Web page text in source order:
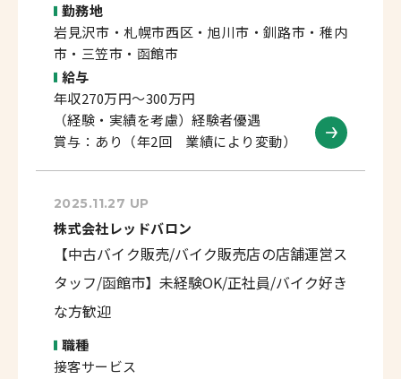
勤務地
岩見沢市・札幌市西区・旭川市・釧路市・稚内
市・三笠市・函館市
給与
年収270万円～300万円
（経験・実績を考慮）経験者優遇
賞与：あり（年2回 業績により変動）
2025.11.27 UP
株式会社レッドバロン
【中古バイク販売/バイク販売店の店舗運営ス
タッフ/函館市】未経験OK/正社員/バイク好き
な方歓迎
職種
接客サービス